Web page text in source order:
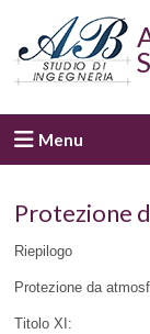
Menu
Protezione
Riepilogo
Protezione da
Titolo XI: